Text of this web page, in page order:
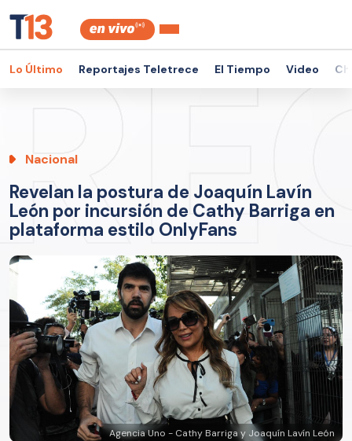
Lo Último Reportajes Teletrece El Tiempo Video
Nacional
Revelan la postura de Joaquín Lavín
León por incursión de Cathy Barriga en
plataforma estilo OnlyFans
Agencia Uno - Cathy Barriga y Joaquín Lavín León